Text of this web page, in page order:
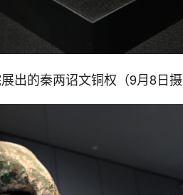
出的秦两诏文铜权（9月8日